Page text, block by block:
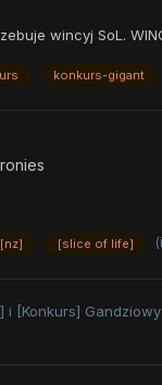
wincyj SoL.
konkurs-gigant
[nz] [slice of life]
i [Konkurs]